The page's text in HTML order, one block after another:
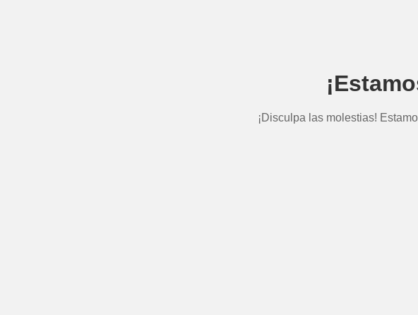
¡Disculpa las molestias!